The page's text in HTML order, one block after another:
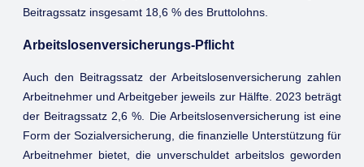
Beitragssatz insgesamt 18,6 % des Bruttolohns.
Arbeitslosenversicherungs-Pflicht
Auch den Beitragssatz der Arbeitslosenversicherung zahlen
Arbeitnehmer und Arbeitgeber jeweils zur Hälfte. 2023 beträgt
der Beitragssatz 2,6 %. Die Arbeitslosenversicherung ist eine
Form der Sozialversicherung, die finanzielle Unterstützung für
Arbeitnehmer bietet, die unverschuldet arbeitslos geworden